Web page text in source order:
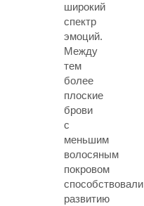
широкий
спектр
эмоций.
Между
тем
более
плоские
брови
с
меньшим
волосяным
покровом
способствовали
развитию